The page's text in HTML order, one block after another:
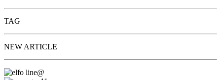
TAG
NEW ARTICLE